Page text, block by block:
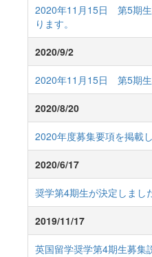
2020年11月15日 第5期
ります。
2020/9/2
2020年11月15日 第5期生
2020/8/20
2020年度募集要項を掲載し
2020/6/17
奨学第4期生が決定しまし
2019/11/17
英国留学奨学第4期生募集